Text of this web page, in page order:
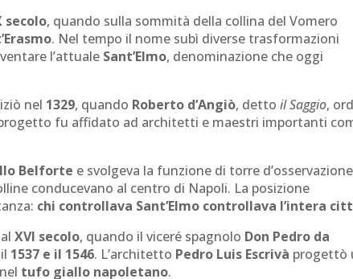
secolo, quando sulla sommità della collina del Vomero
. Nel tempo il nome subì diverse trasformazioni
l’attuale Sant’Elmo, denominazione che oggi
nel 1329, quando Roberto d’Angiò, dettoil Saggio,
fu affidato ad architetti e maestri importanti
Belforte e svolgeva la funzione di torre d’osservazione
conducevano al centro di Napoli. La posizione
chi controllava Sant’Elmo controllava l’intera
alXVI secolo, quando il viceré spagnolo Don Pedro da
1537 e il 1546. L’architetto Pedro Luis Escrivà progettò
tufo giallo napoletano.